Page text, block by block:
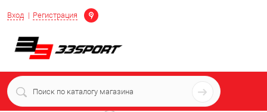
Вход Регистрация
Определение
+7 (939) 716-10-06
пн-пт 7:00-16:00 МСК